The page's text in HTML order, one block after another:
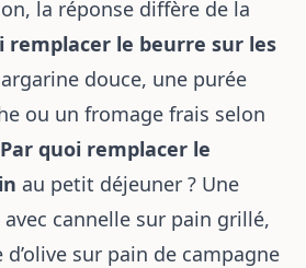
la réponse diffère de la
remplacer le beurre sur les
douce, une purée
ou un fromage frais selon
Par quoi remplacer le
au petit déjeuner ? Une
cannelle sur pain grillé,
sur pain de campagne